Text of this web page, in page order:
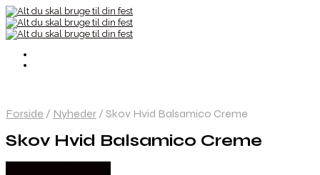
Forside / Nyheder / Skov Hvid Balsamico Creme
Skov Hvid Balsamico Creme